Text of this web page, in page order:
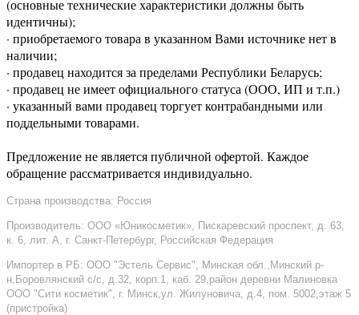
(основные технические характеристики должны быть
идентичны);
· приобретаемого товара в указанном Вами источнике нет в
наличии;
· продавец находится за пределами Республики Беларусь;
· продавец не имеет официального статуса (ООО, ИП и т.п.)
· указанный вами продавец торгует контрабандными или
поддельными товарами.
Предложение не является публичной офертой. Каждое
обращение рассматривается индивидуально.
Страна производства: Россия
Производитель: ООО «Юникосметик», Пискаревский проспект, д. 63,
к. 6, лит. А, г. Санкт-Петербург, Российская Федерация
Импортер в РБ: ООО "Эстель Сервис", Минская обл.,Минский р-
н,Боровлянский с/с, д.32, корп.1, каб. 29,район деревни Малиновка
ООО "Сити косметик", г. Минск,ул. Жилуновича, д.4, пом. 5002,этаж 5
(пристройка)